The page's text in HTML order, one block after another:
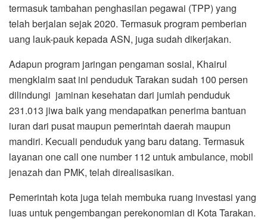
termasuk tambahan penghasilan pegawai (TPP) yang
telah berjalan sejak 2020. Termasuk program pemberian
uang lauk-pauk kepada ASN, juga sudah dikerjakan.
Adapun program jaringan pengaman sosial, Khairul
mengklaim saat ini penduduk Tarakan sudah 100 persen
dilindungi jaminan kesehatan dari jumlah penduduk
231.013 jiwa baik yang mendapatkan penerima bantuan
iuran dari pusat maupun pemerintah daerah maupun
mandiri. Kecuali penduduk yang baru datang. Termasuk
layanan one call one number 112 untuk ambulance, mobil
jenazah dan PMK, telah direalisasikan.
Pemerintah kota juga telah membuka ruang investasi yang
luas untuk pengembangan perekonomian di Kota Tarakan.